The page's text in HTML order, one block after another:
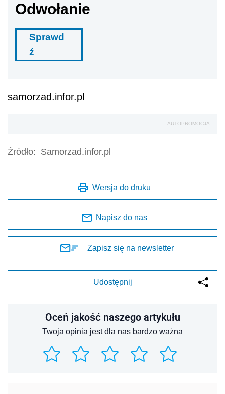
Odwołanie
Sprawd
ź
samorzad.infor.pl
AUTOPROMOCJA
Źródło: Samorzad.infor.pl
Wersja do druku
Napisz do nas
Zapisz się na newsletter
Udostępnij
Oceń jakość naszego artykułu
Twoja opinia jest dla nas bardzo ważna